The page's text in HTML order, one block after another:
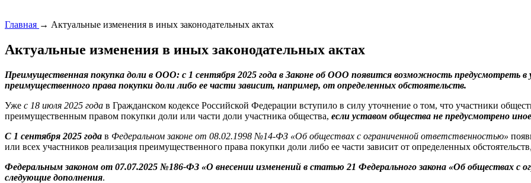
Главная → Актуальные изменения в иных законодательных актах
Актуальные изменения в иных законодательных актах
Преимущественная покупка доли в ООО: с 1 сентября 2025 года в Законе об ООО появится возможность предусмотреть в
преимущественного права покупки доли либо ее части зависит, например, от определенных обстоятельств.
Уже с 18 июля 2025 года в Гражданском кодексе Российской Федерации вступило в силу уточнение о том, что участники
преимущественным правом покупки доли или части доли участника общества, если уставом общества не предусмотрено иное
С 1 сентября 2025 года в Федеральном законе от 08.02.1998 №14-ФЗ «Об обществах с ограниченной ответственностью»
или всех участников реализация преимущественного права покупки доли либо ее части зависит от определенных
Федеральным законом от 07.07.2025 №186-ФЗ «О внесении изменений в статью 21 Федерального закона «Об обществах с
следующие дополнения.